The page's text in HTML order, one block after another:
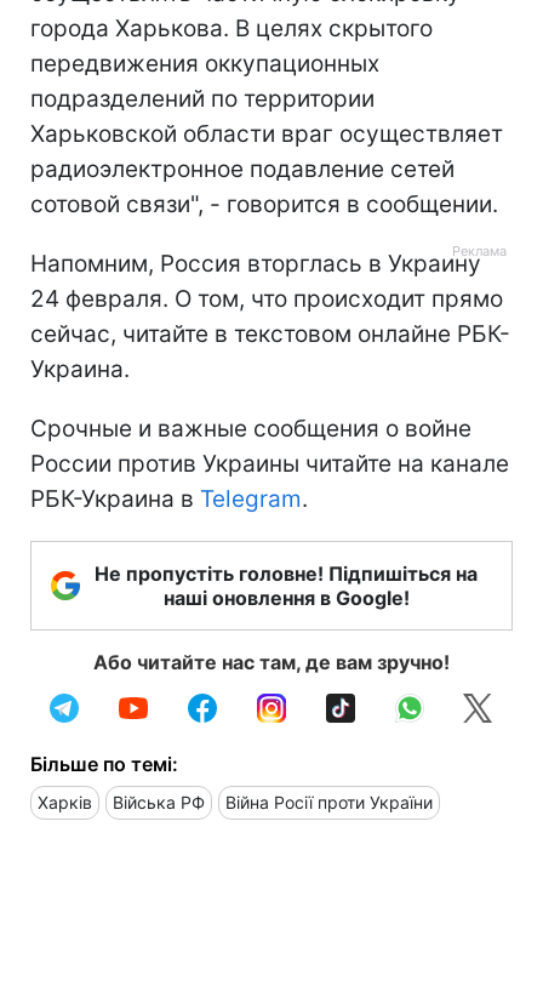
города Харькова. В целях скрытого
передвижения оккупационных
подразделений по территории
Харьковской области враг осуществляет
радиоэлектронное подавление сетей
сотовой связи", - говорится в сообщении.
Напомним, Россия вторглась в Украину
24 февраля. О том, что происходит прямо
сейчас, читайте в текстовом онлайне РБК-
Украина.
Срочные и важные сообщения о войне
России против Украины читайте на канале
РБК-Украина в Telegram.
Не пропустіть головне! Підпишіться на
наші оновлення в Google!
Або читайте нас там, де вам зручно!
Більше по темі:
Харків Війська РФ Війна Росії проти України